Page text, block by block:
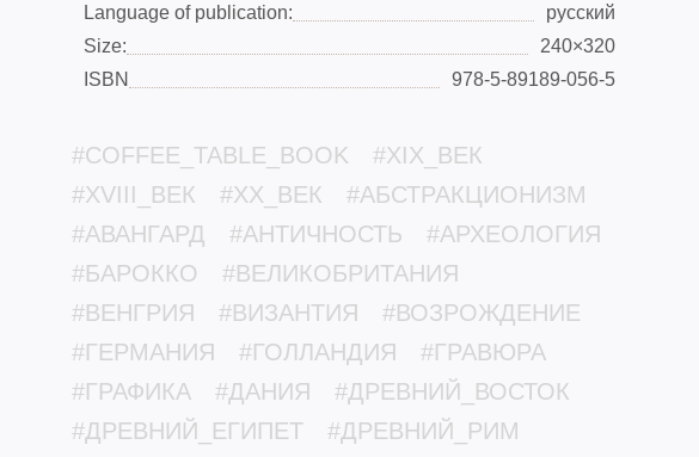
Language of publication:
русский
Size:
240×320
ISBN
978-5-89189-056-5
#COFFEE_TABLE_BOOK
#XIX_ВЕК
#XVIII_ВЕК
#XX_ВЕК
#АБСТРАКЦИОНИЗМ
#АВАНГАРД
#АНТИЧНОСТЬ
#АРХЕОЛОГИЯ
#БАРОККО
#ВЕЛИКОБРИТАНИЯ
#ВЕНГРИЯ
#ВИЗАНТИЯ
#ВОЗРОЖДЕНИЕ
#ГЕРМАНИЯ
#ГОЛЛАНДИЯ
#ГРАВЮРА
#ГРАФИКА
#ДАНИЯ
#ДРЕВНИЙ_ВОСТОК
#ДРЕВНИЙ_ЕГИПЕТ
#ДРЕВНИЙ_РИМ